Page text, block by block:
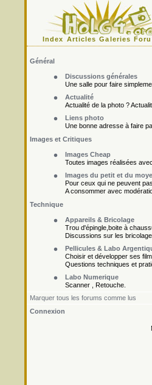
Index Articles Galeries
Général
Discussions générales
Une salle pour faire
Actualité
Actualité de la photo ?
Liens photo
Une bonne adresse à faire
Images et Critiques
Images Cheap
Toutes images réalisées
Images du petit et du
Pour ceux qui ne peuvent
A consommer avec
Technique
Appareils & Bricolage
Trou d'épingle,boite à
Discussions sur les
Pellicules & Labo
Choisir et développer ses
Questions techniques et
Labo Numerique
Scanner , Retouche.
Marquer tous les forums comme lus
Connexion